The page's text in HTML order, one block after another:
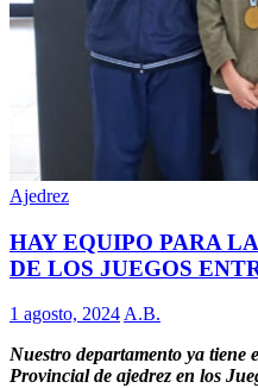
Ajedrez
HAY EQUIPO PARA
DE LOS JUEGOS
1 agosto, 2024 A.B.
Nuestro departamento ya tiene
Provincial de ajedrez en los